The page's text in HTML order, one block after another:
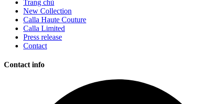
Trang chủ
New Collection
Calla Haute Couture
Calla Limited
Press release
Contact
Contact info